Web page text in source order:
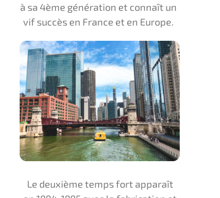
à sa 4ème génération et connaît un
vif succès en France et en Europe.
Le deuxième temps fort apparaît